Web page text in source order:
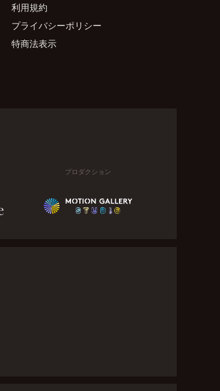
利用規約
プライバシーポリシー
特商法表示
プロダクション